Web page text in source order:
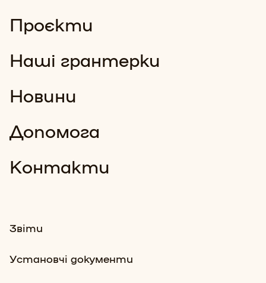
Проєкти
Наші грантерки
Новини
Допомога
Контакти
Звіти
Установчі документи